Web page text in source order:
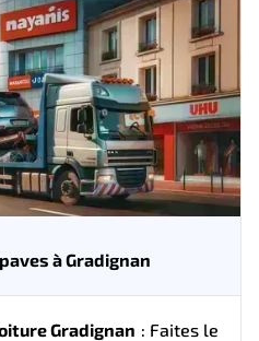
à Gradignan
Gradignan : Faites le